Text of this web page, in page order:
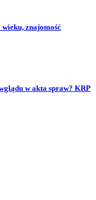
znajomość
w akta spraw? KRP